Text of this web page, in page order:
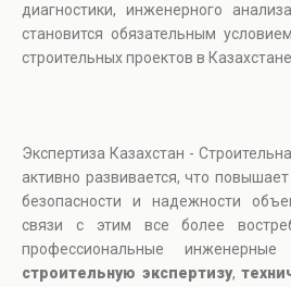
диагностики, инженерного
становится обязательным
строительных проектов в Казахстане.
Экспертиза Казахстан -
активно развивается, что
безопасности и надежности
связи с этим все более
профессиональные
строительную экспертизу,